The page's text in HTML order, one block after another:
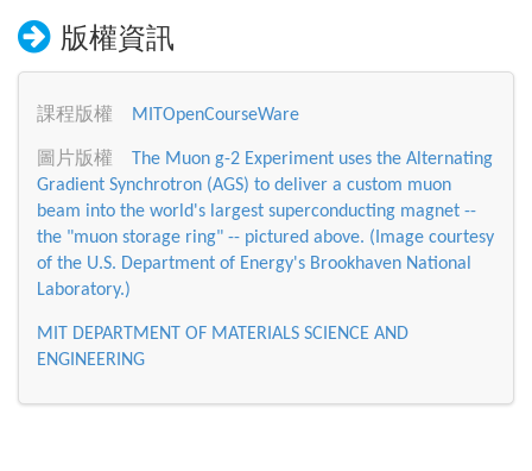
版權資訊
課程版權 MITOpenCourseWare
圖片版權
The Muon g-2 Experiment uses the Alternating
Gradient Synchrotron (AGS) to deliver a custom muon
beam into the world's largest superconducting magnet --
the "muon storage ring" -- pictured above. (Image courtesy
of the U.S. Department of Energy's Brookhaven National
Laboratory.)
MIT DEPARTMENT OF MATERIALS SCIENCE AND
ENGINEERING